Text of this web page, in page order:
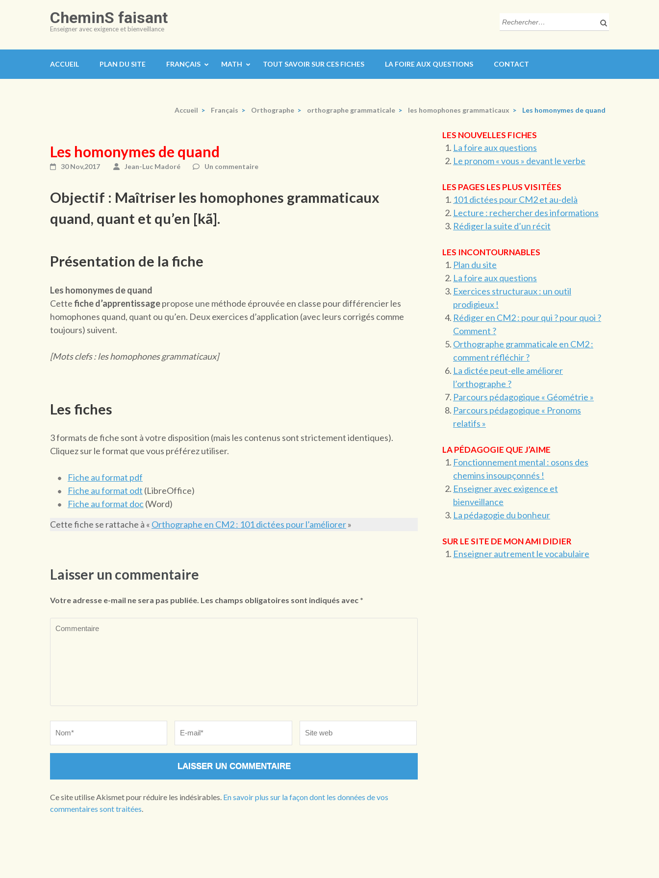
CheminS faisant
Enseigner avec exigence et bienveillance
Rechercher :
ACCUEIL PLAN DU SITE FRANÇAIS MATH TOUT SAVOIR SUR CES FICHES LA FOIRE AUX QUESTIONS CONTACT
Accueil > Français > Orthographe > orthographe grammaticale > les homophones grammaticaux > Les homonymes de quand
Les homonymes de quand
30 Nov,2017 Jean-Luc Madoré Un commentaire
Objectif : Maîtriser les homophones grammaticaux
quand, quant et qu’en [kã].
Présentation de la fiche
Les homonymes de quand
Cettefiche d’apprentissagepropose une méthode éprouvée en classe pour différencier les
homophones quand, quant ou qu’en. Deux exercices d’application (avec leurs corrigés comme
toujours) suivent.
[Mots clefs : les homophones grammaticaux]
Les fiches
3 formats de fiche sont à votre disposition (mais les contenus sont strictement identiques).
Cliquez sur le format que vous préférez utiliser.
Fiche au format pdf
Fiche au format odt (LibreOffice)
Fiche au format doc(Word)
Cette fiche se rattache à « Orthographe en CM2 : 101 dictées pour l’améliorer»
Laisser un commentaire
Votre adresse e-mail ne sera pas publiée. Les champs obligatoires sont indiqués avec *
web
Ce site utilise Akismet pour réduire les indésirables. En savoir plus sur la façon dont les données de vos
commentaires sont traitées
LES NOUVELLES FICHES
La foire aux questions
Le pronom « vous » devant le verbe
LES PAGES LES PLUS VISITÉES
101 dictées pour CM2 et au-delà
Lecture : rechercher des informations
Rédiger la suite d’un récit
LES INCONTOURNABLES
Plan du site
La foire aux questions
Exercices structuraux : un outil
prodigieux !
Rédiger en CM2 : pour qui ? pour quoi ?
Comment ?
Orthographe grammaticale en CM2 :
comment réfléchir ?
La dictée peut-elle améliorer
l’orthographe ?
Parcours pédagogique « Géométrie »
Parcours pédagogique « Pronoms
relatifs »
LA PÉDAGOGIE QUE J’AIME
Fonctionnement mental : osons des
chemins insoupçonnés !
Enseigner avec exigence et
bienveillance
La pédagogie du bonheur
SUR LE SITE DE MON AMI DIDIER
Enseigner autrement le vocabulaire